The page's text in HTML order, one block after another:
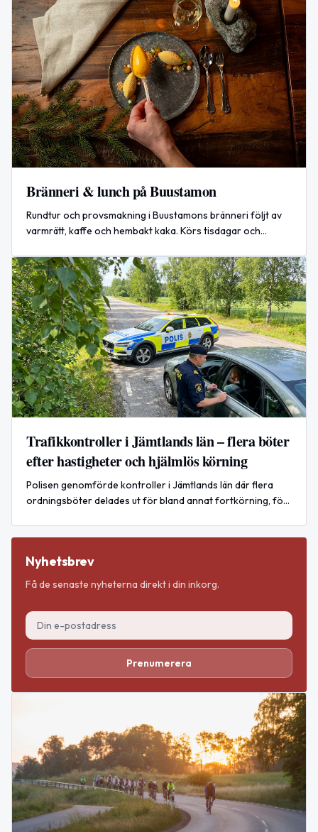
Bränneri & lunch på Buustamon
Rundtur och provsmakning i Buustamons bränneri följt av
varmrätt, kaffe och hembakt kaka. Körs tisdagar och
Trafikkontroller i Jämtlands län – flera böter
efter hastigheter och hjälmlös körning
Polisen genomförde kontroller i Jämtlands län där flera
ordningsböter delades ut för bland annat fortkörning, för
Nyhetsbrev
Få de senaste nyheterna direkt i din inkorg.
Prenumerera